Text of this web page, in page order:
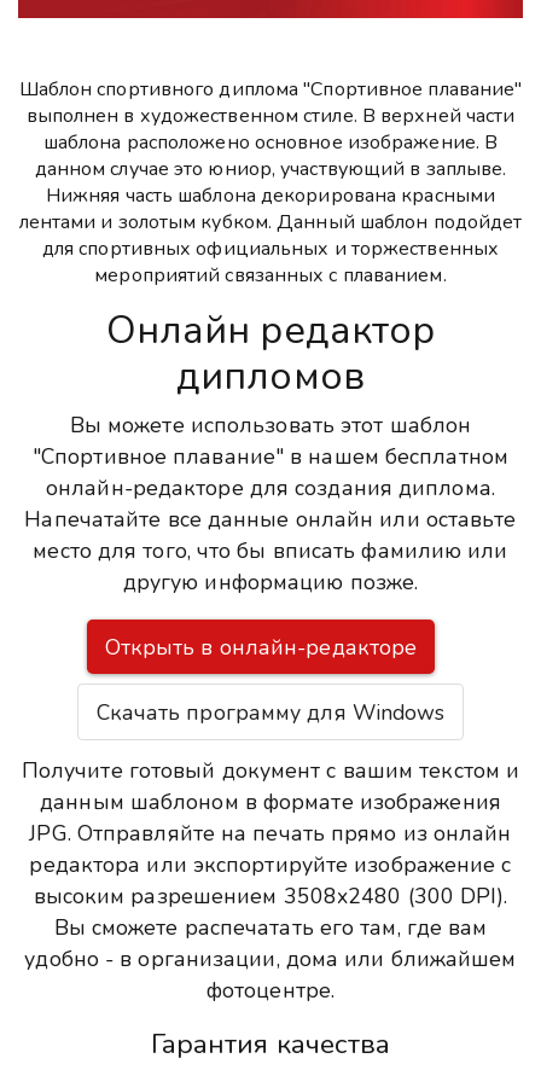
Шаблон спортивного диплома "Спортивное плавание"
выполнен в художественном стиле. В верхней части
шаблона расположено основное изображение. В
данном случае это юниор, участвующий в заплыве.
Нижняя часть шаблона декорирована красными
лентами и золотым кубком. Данный шаблон подойдет
для спортивных официальных и торжественных
мероприятий связанных с плаванием.
Онлайн редактор
дипломов
Вы можете использовать этот шаблон
"Спортивное плавание" в нашем бесплатном
онлайн-редакторе для создания диплома.
Напечатайте все данные онлайн или оставьте
место для того, что бы вписать фамилию или
другую информацию позже.
Открыть в онлайн-редакторе
Скачать программу для Windows
Получите готовый документ с вашим текстом и
данным шаблоном в формате изображения
JPG. Отправляйте на печать прямо из онлайн
редактора или экспортируйте изображение с
высоким разрешением 3508x2480 (300 DPI).
Вы сможете распечатать его там, где вам
удобно - в организации, дома или ближайшем
фотоцентре.
Гарантия качества